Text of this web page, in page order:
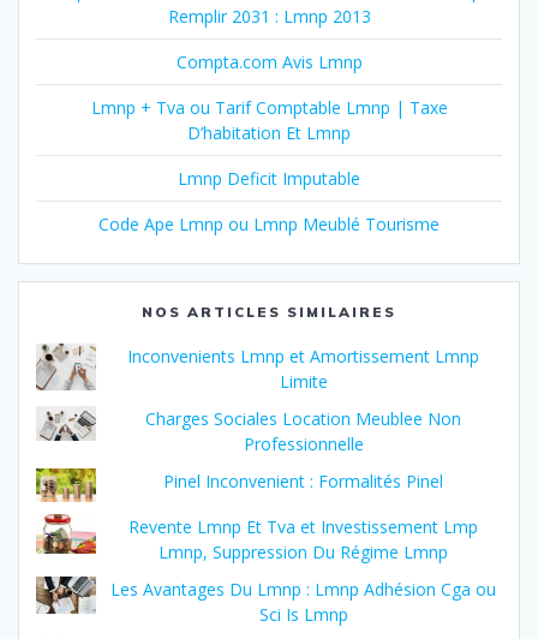
Remplir 2031 : Lmnp 2013
Compta.com Avis Lmnp
Lmnp + Tva ou Tarif Comptable Lmnp | Taxe
D’habitation Et Lmnp
Lmnp Deficit Imputable
Code Ape Lmnp ou Lmnp Meublé Tourisme
NOS ARTICLES SIMILAIRES
Inconvenients Lmnp et Amortissement Lmnp
Limite
Charges Sociales Location Meublee Non
Professionnelle
Pinel Inconvenient : Formalités Pinel
Revente Lmnp Et Tva et Investissement Lmp
Lmnp, Suppression Du Régime Lmnp
Les Avantages Du Lmnp : Lmnp Adhésion Cga ou
Sci Is Lmnp